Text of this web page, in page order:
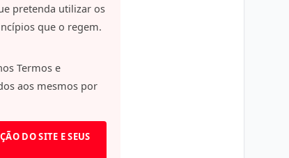
pretenda utilizar os
que o regem.
Termos e
aos mesmos por
DO SITE E SEUS